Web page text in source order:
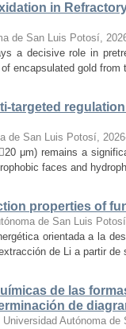
in
de San Luis Potosí,
a decisive role in
encapsulated gold
targeted
de San Luis Potosí,
μm) remains a
faces and
properties of
de San Luis Potosí
orientada a la
de Li a partir de
de las
de
Autónoma